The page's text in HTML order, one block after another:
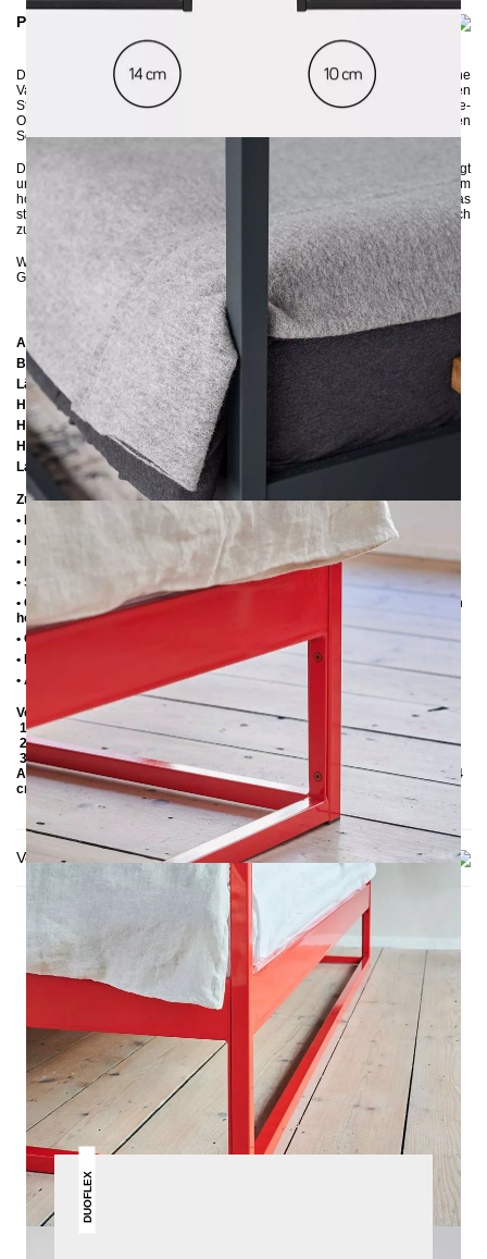
Produktinformationen
Das schlichte und puristische Himmelbett SIDERAstellt eine moderne
Variante eines Himmelbettes dar. Auch ohne einem passenden
Stoff verwandelt es Ihr Schlafzimmer ganz schnell in eine gemütliche Ruhe-
Oase. In der Größe 90x200 perfekt als Schlafplatz in einem kleinen
Schlafzimmer oder als cooles Einzelbett in einem Jugendzimmer.
Das Metallbett wird aus 3x3 cm Vierkantrohren in Handarbeit gefertigt
und anschließend umweltschonend pulverbeschichtet. Die 10 cm oder 14 cm
hohen Seitenleisten sorgen dafür, dass die Matratze fest im Gestell sitzt. Das
stabile Metallgestell wird zerlegt an Sie geliefert und kann ganz einfach
zusammengebaut werden.
Wenn Sie sich bezüglich der Farbe unsicher sind, können Siehierbis zu 5
Gratis-Farbproben anfordern :-)
Abmessungen
Breite:
96 cm
Länge:
206 cm / 216 cm / 226 cm
Höhe:200 cm
Höhe bis zur Rahmenunterkante:
Höhe bis zur Rahmenoberkante:
Lattenrostabsenkung:10 cm / 14 cm
Zusätzliche Informationen
• Handmade
• Metall: Pulverbeschichtet
• Fußstopfen aus Kunststoff
• Seitenablagen für Lattenrost 2,8 cm
• Ohne Lattenrost (wir empfehlen bei Einlegetiefe von 10 cm max. 6-7 cm
hohe Lattenroste, damit die Matratze 3-4 cm in den Rahmen einsinkt)
• Ohne Matratze
• Lieferzustand: Zerlegt
• Andere RAL-Farben auf Anfrage möglich
Verpackungsdetails
1. Karton: 2100x180x130 mm, ≈ 20 kg
2. Karton: 1000x420x100 mm, ≈ 10 kg
3. Karton: 2050x420x100 mm, ≈ 12 kg
Abgebildet: Einlegetiefe 10 cm, Anthrazit, Schwarz, Rot & Einlegetiefe 14
cm, unbehandelter Stahl
Versand & Lieferung
DAS KÖNNTE DIR AUCH
GEFALLEN
DUOFLEX